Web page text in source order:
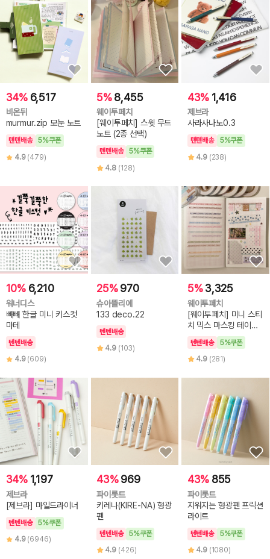
34% 6,517
비온뒤
murmur.zip 모눈 노트
텐텐배송
5%쿠폰
4.9 (479)
5%8,455
웨이투페치
[웨이투페치] 스윗 무드
노트 (2종 선택)
텐텐배송
5%쿠폰
4.8 (128)
43% 1,416
제브라
사라사나노0.3
텐텐배송
5%쿠폰
4.9 (238)
10% 6,210
워너디스
빼빼 한글 미니 키스컷
마테
텐텐배송
4.9 (609)
25% 970
슈아뜰리에
133 deco.22
텐텐배송
4.9 (103)
5% 3,325
웨이투페치
[웨이투페치] 미니 스티
치 믹스 마스킹 테이프
(6종 선택)
텐텐배송
5%쿠폰
4.9 (281)
34% 1,197
제브라
[제브라] 마일드라이너
텐텐배송
5%쿠폰
4.9 (6946)
43% 969
파이롯트
키레나(KIRE-NA) 형광
펜
텐텐배송
5%쿠폰
4.9 (426)
43% 855
파이롯트
지워지는 형광펜 프릭션
라이트
텐텐배송
5%쿠폰
4.9 (1080)